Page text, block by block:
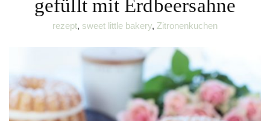
gefüllt mit Erdbeersahne
rezept, sweet little bakery, Zitronenkuchen